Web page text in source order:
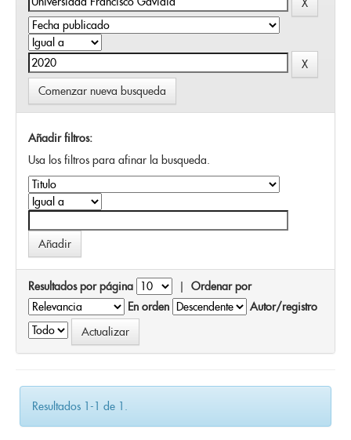
Comenzar nueva busqueda
Añadir filtros:
Usa los filtros para afinar la busqueda.
Resultados por página | Ordenar por
En orden
Autor/registro
Resultados 1-1 de 1.